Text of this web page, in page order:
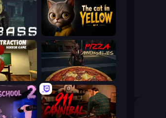
The Cat in Yellow
Horror
Pizza Anomalies